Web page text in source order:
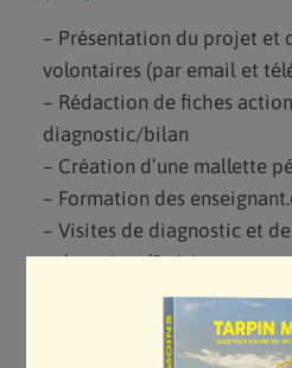
– Présentation du projet et
volontaires (par email et
– Rédaction de fiches
diagnostic/bilan
– Création d’une mallette
– Formation des
– Visites de diagnostic et
volontaires (2 visites par an
– Accompagnement tout au
scolaire des classes à la